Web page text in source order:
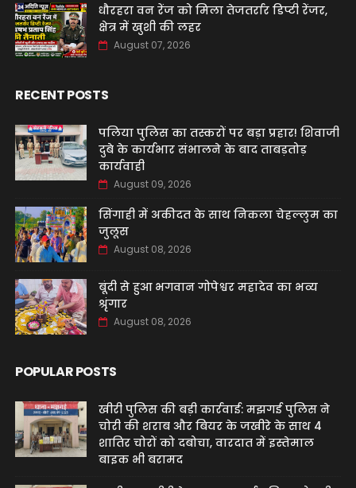
धौरहरा वन रेंज को मिला तेजतर्रार डिप्टी रेंजर,
क्षेत्र में खुशी की लहर
August 07, 2026
RECENT POSTS
पलिया पुलिस का तस्करों पर बड़ा प्रहार! शिवाजी
दुबे के कार्यभार संभालने के बाद ताबड़तोड़
कार्यवाही
August 09, 2026
सिंगाही में अकीदत के साथ निकला चेहल्लुम का
जुलूस
August 08, 2026
बूंदी से हुआ भगवान गोपेश्वर महादेव का भव्य
श्रृंगार
August 08, 2026
POPULAR POSTS
खीरी पुलिस की बड़ी कार्रवाई: मझगई पुलिस ने
चोरी की शराब और बियर के जखीरे के साथ 4
शातिर चोरों को दबोचा, वारदात में इस्तेमाल
बाइक भी बरामद